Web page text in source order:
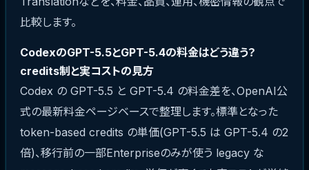
比較します。
CodexのGPT-5.5とGPT-5.4の料金はどう違う？
credits制と実コストの見方
Codex の GPT-5.5 と GPT-5.4 の料金差を、OpenAI公
式の最新料金ページベースで整理します。標準となった
token-based credits の単価(GPT-5.5 は GPT-5.4 の2
倍)、移行前の一部Enterpriseのみが使う legacy な